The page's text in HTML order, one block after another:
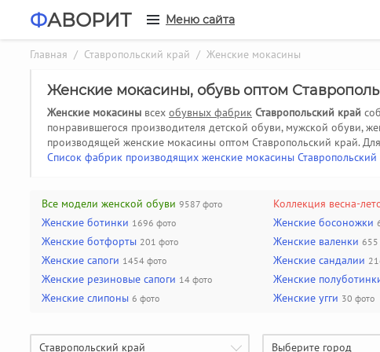
ФАВОРИТ Меню сайта
Главная / Ставропольский край / Женские мокасины
Женские мокасины, обувь оптом
Женские мокасины всех обувных фабрик Ставропольский край
понравившегося производителя детской обуви, мужской обуви,
производящей женские мокасины оптом Ставропольский край.
Список фабрик производящих женские мокасины Ставропольский
Все модели женской обуви 9587 фото Коллекция весна-
Женские ботинки 1696 фото Женские босоножки
Женские ботфорты 201 фото Женские валенки 655
Женские сапоги 1454 фото Женские сандалии
Женские резиновые сапоги 14 фото Женские
Женские слипоны 6 фото Женские угги 30 фото
Ставропольский край Выберите город